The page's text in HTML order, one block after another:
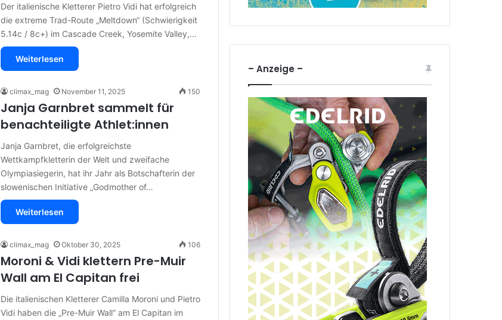
Der italienische Kletterer Pietro Vidi hat erfolgreich
die extreme Trad-Route „Meltdown“ (Schwierigkeit
5.14c / 8c+) im Cascade Creek, Yosemite Valley,…
Weiterlesen
climax_mag November 11, 2025 150
Janja Garnbret sammelt für
benachteiligte Athlet:innen
Janja Garnbret, die erfolgreichste
Wettkampfkletterin der Welt und zweifache
Olympiasiegerin, hat ihr Jahr als Botschafterin der
slowenischen Initiative „Godmother of…
Weiterlesen
climax_mag Oktober 30, 2025 106
Moroni & Vidi klettern Pre-Muir
Wall am El Capitan frei
Die italienischen Kletterer Camilla Moroni und Pietro
Vidi haben die „Pre-Muir Wall“ am El Capitan im
– Anzeige –